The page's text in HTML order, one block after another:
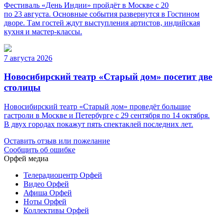
Фестиваль «День Индии» пройдёт в Москве с 20
по 23 августа. Основные события развернутся в Гостином
дворе. Там гостей ждут выступления артистов, индийская
кухня и мастер-классы.
7 августа 2026
Новосибирский театр «Старый дом» посетит две
столицы
Новосибирский театр «Старый дом» проведёт большие
гастроли в Москве и Петербурге с 29 сентября по 14 октября.
В двух городах покажут пять спектаклей последних лет.
Оставить отзыв или пожелание
Сообщить об ошибке
Орфей медиа
Телерадиоцентр Орфей
Видео Орфей
Афиша Орфей
Ноты Орфей
Коллективы Орфей